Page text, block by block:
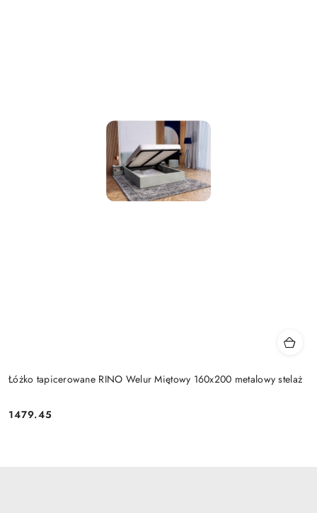
Łóżko tapicerowane RINO Welur Miętowy 160x200 metalowy stelaż
Cena:
1479.45